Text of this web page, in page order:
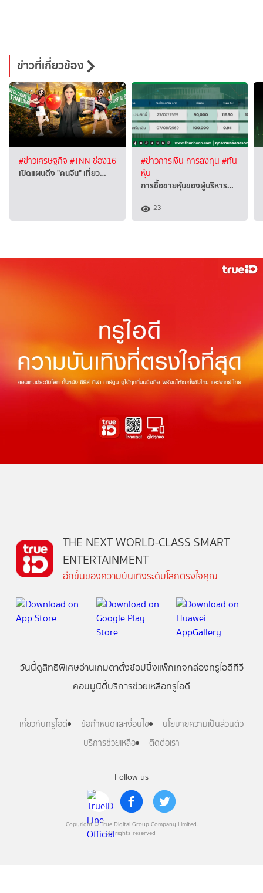
ข่าวที่เกี่ยวข้อง
#ข่าวเศรษฐกิจ #TNN ช่อง16
เปิดแผนดึง "คนจีน" เที่ยว…
#ข่าวการเงิน การลงทุน #ทัน
หุ้น
การซื้อขายหุ้นของผู้บริหาร…
23
Follow us
Copyright © True Digital Group Company Limited.
All rights reserved
THE NEXT WORLD-CLASS SMART
ENTERTAINMENT
อีกขั้นของความบันเทิงระดับโลกตรงใจคุณ
วันนี้ดูสิทธิพิเศษอ่านเกมตาตั้งช้อปปิ้งแพ็กเกจกล่องทรูไอดีทีวี
คอมมูนิตี้บริการช่วยเหลือทรูไอดี
เกี่ยวกับทรูไอดี ข้อกำหนดและเงื่อนไข
นโยบายความเป็นส่วนตัว
บริการช่วยเหลือ
ติดต่อเรา